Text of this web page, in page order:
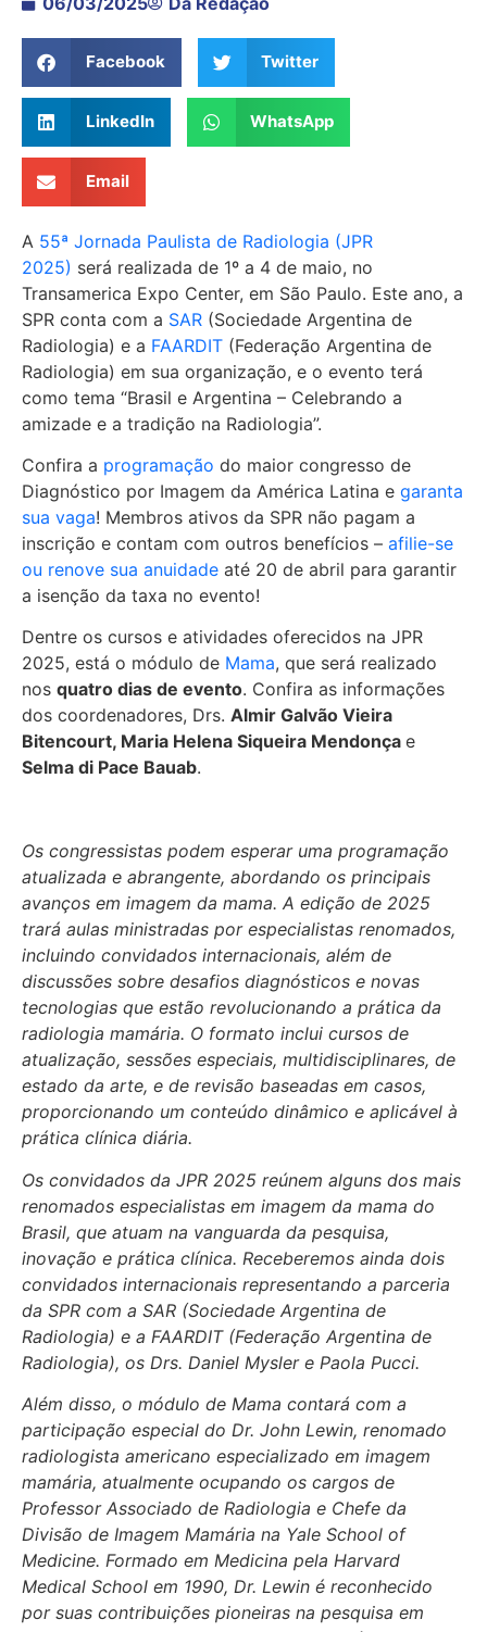
Facebook Twitter
LinkedIn WhatsApp
Email
A 55ª Jornada Paulista de Radiologia (JPR
2025) será realizada de 1º a 4 de maio, no
Transamerica Expo Center, em São Paulo. Este ano, a
SPR conta com a SAR (Sociedade Argentina de
Radiologia) e a FAARDIT (Federação Argentina de
Radiologia) em sua organização, e o evento terá
como tema “Brasil e Argentina – Celebrando a
amizade e a tradição na Radiologia”.
Confira a programação do maior congresso de
Diagnóstico por Imagem da América Latina e garanta
sua vaga! Membros ativos da SPR não pagam a
inscrição e contam com outros benefícios – afilie-se
ou renove sua anuidade até 20 de abril para garantir
a isenção da taxa no evento!
Dentre os cursos e atividades oferecidos na JPR
2025, está o módulo de Mama, que será realizado
nos quatro dias de evento. Confira as informações
dos coordenadores, Drs. Almir Galvão Vieira
Bitencourt, Maria Helena Siqueira Mendonça e
Selma di Pace Bauab.
Os congressistas podem esperar uma programação
atualizada e abrangente, abordando os principais
avanços em imagem da mama. A edição de 2025
trará aulas ministradas por especialistas renomados,
incluindo convidados internacionais, além de
discussões sobre desafios diagnósticos e novas
tecnologias que estão revolucionando a prática da
radiologia mamária. O formato inclui cursos de
atualização, sessões especiais, multidisciplinares, de
estado da arte, e de revisão baseadas em casos,
proporcionando um conteúdo dinâmico e aplicável à
prática clínica diária.
Os convidados da JPR 2025 reúnem alguns dos mais
renomados especialistas em imagem da mama do
Brasil, que atuam na vanguarda da pesquisa,
inovação e prática clínica. Receberemos ainda dois
convidados internacionais representando a parceria
da SPR com a SAR (Sociedade Argentina de
Radiologia) e a FAARDIT (Federação Argentina de
Radiologia), os Drs. Daniel Mysler e Paola Pucci.
Além disso, o módulo de Mama contará com a
participação especial do Dr. John Lewin, renomado
radiologista americano especializado em imagem
mamária, atualmente ocupando os cargos de
Professor Associado de Radiologia e Chefe da
Divisão de Imagem Mamária na Yale School of
Medicine. Formado em Medicina pela Harvard
Medical School em 1990, Dr. Lewin é reconhecido
por suas contribuições pioneiras na pesquisa em